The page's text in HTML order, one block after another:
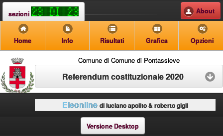
sezioni About
Home Info Risultati Grafica Opzioni
Comune di Comune di Pontassieve
Referendum costituzionale 2020
Eleonline di luciano apolito & roberto gigli
Versione Desktop